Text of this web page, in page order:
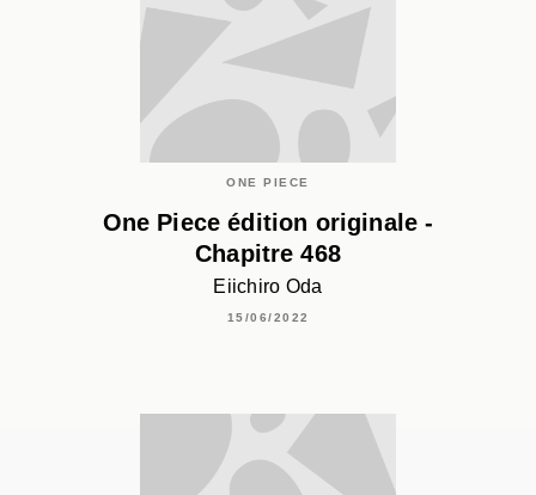
ONE PIECE
One Piece édition originale -
Chapitre 468
Eiichiro Oda
15/06/2022